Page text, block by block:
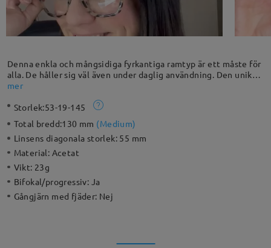
Denna enkla och mångsidiga fyrkantiga ramtyp är ett måste för
alla. De håller sig väl även under daglig användning. Den unika
mönsterdesignen gör den mer speciell. Acetate-materialet ger
vintageton med retro-ramar i denna fyrkantiga form.
mer
Storlek:53-19-145
Total bredd:130 mm (Medium)
Linsens diagonala storlek: 55 mm
Material: Acetat
Vikt: 23g
Bifokal/progressiv: Ja
Gångjärn med fjäder: Nej